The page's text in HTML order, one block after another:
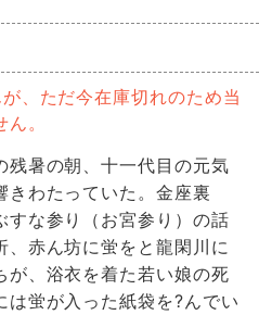
、ただ今在庫切れのため当
。
残暑の朝、十一代目の元気
きわたっていた。金座裏
すな参り（お宮参り）の話
赤ん坊に蛍をと龍閑川に
が、浴衣を着た若い娘の死
蛍が入った紙袋を?んでい